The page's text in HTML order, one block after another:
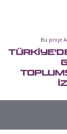
Bu proje